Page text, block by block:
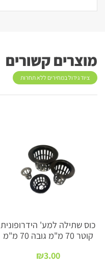
מוצרים קשורים
ציוד גידול במחירים ללא תחרות
כוס שתילה למע' הידרופונית
קוטר 70 מ"מ גובה 70 מ"מ
₪3.00